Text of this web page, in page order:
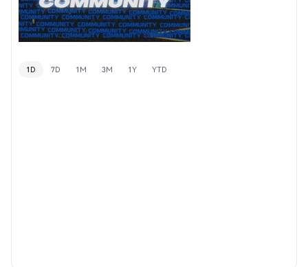
1D 7D 1M 3M 1Y YTD